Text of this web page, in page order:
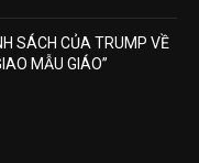
SÁCH CỦA TRUMP VỀ
MẪU GIÁO”